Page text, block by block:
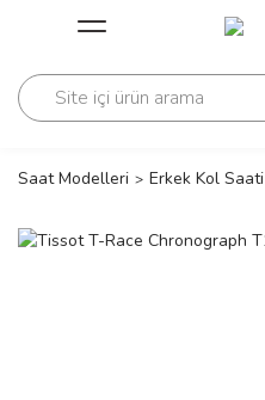
Geri Dön
Geri Dön
Saat Modelleri Erkek Kol Saati